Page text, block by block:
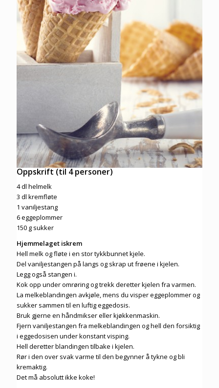
Oppskrift (til 4 personer)
4 dl helmelk
3 dl kremfløte
1 vaniljestang
6 eggeplommer
150 g sukker
Hjemmelaget iskrem
Hell melk og fløte i en stor tykkbunnet kjele.
Del vaniljestangen på langs og skrap ut frøene i kjelen.
Legg også stangen i.
Kok opp under omrøring og trekk deretter kjelen fra varmen.
La melkeblandingen avkjøle, mens du visper eggeplommer og
sukker sammen til en luftig eggedosis.
Bruk gjerne en håndmikser eller kjøkkenmaskin.
Fjern vaniljestangen fra melkeblandingen og hell den forsiktig
i eggedosisen under konstant visping.
Hell deretter blandingen tilbake i kjelen.
Rør i den over svak varme til den begynner å tykne og bli
kremaktig.
Det må absolutt ikke koke!